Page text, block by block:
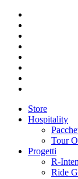
Store
Hospitality
Tour
Progetti
R-
Ride